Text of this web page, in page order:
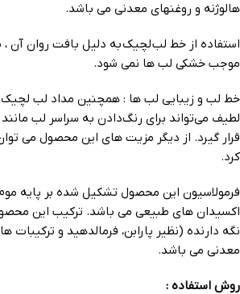
هالوژنه و روغنهای معدنی می باشد.
استفاده از خط لب لچیک به دلیل بافت روان آن
موجب خشکی لب ها نمی شود.
خط لب و زیبایی لب ها : همچنین مداد لب لچیک
لطیف می‌تواند برای رنگ‌دادن به سراسر لب
قرار گیرد. از دیگر مزیت های این محصول می
کرد.
فرمولاسیون این محصول تشکیل شده بر پایه
اکسیدان های طبیعی می باشد. ترکیب این
نگه دارنده (نظیر پارابن، فرمالدهید و ترکیبات
معدنی می باشد.
روش استفاده :